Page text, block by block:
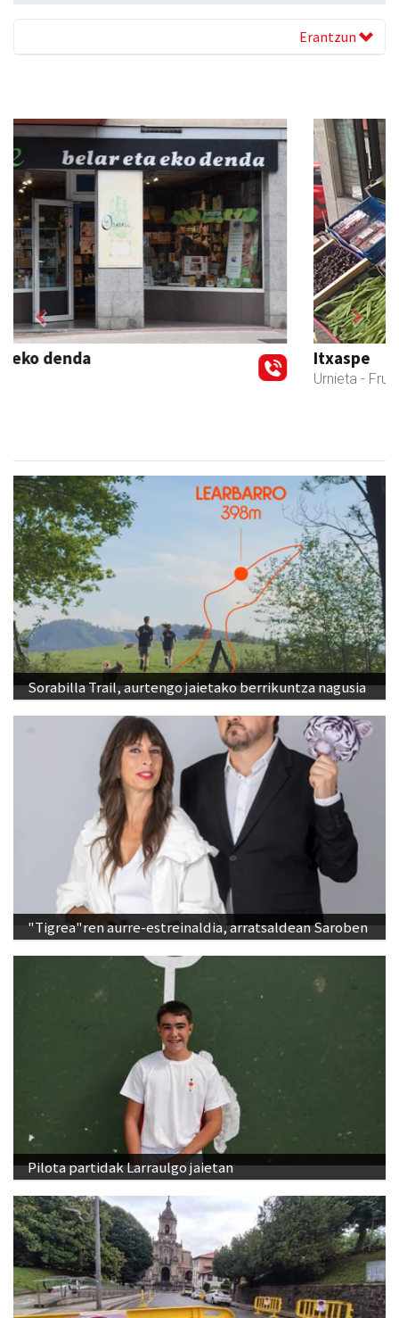
Erantzun
Itxaspe
Previous Next
Sorabilla Trail, aurtengo jaietako berrikuntza nagusia
"Tigrea"ren aurre-estreinaldia, arratsaldean Saroben
Pilota partidak Larraulgo jaietan